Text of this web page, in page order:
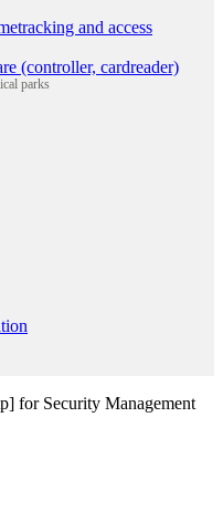
and access
(controller, cardreader)
parks
for Security Management